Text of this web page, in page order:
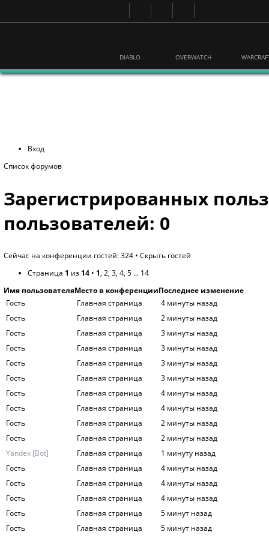
DIABLO OVERWATCH
Вход
Список форумов
Зарегистрированных
пользователей: 0
Сейчас на конференции гостей: 324 • Скрыть гостей
Страница 1 из 14 • 1, 2, 3, 4, 5 ... 14
Имя пользователяМесто в конференцииПоследнее изменение
Гость
Главная страница
4 минуты назад
Гость
Главная страница
2 минуты назад
Гость
Главная страница
3 минуты назад
Гость
Главная страница
3 минуты назад
Гость
Главная страница
3 минуты назад
Гость
Главная страница
3 минуты назад
Гость
Главная страница
4 минуты назад
Гость
Главная страница
4 минуты назад
Гость
Главная страница
2 минуты назад
Гость
Главная страница
2 минуты назад
Yandex [Bot]
Главная страница
1 минуту назад
Гость
Главная страница
4 минуты назад
Гость
Главная страница
4 минуты назад
Гость
Главная страница
4 минуты назад
Гость
Главная страница
5 минут назад
Гость
Главная страница
5 минут назад